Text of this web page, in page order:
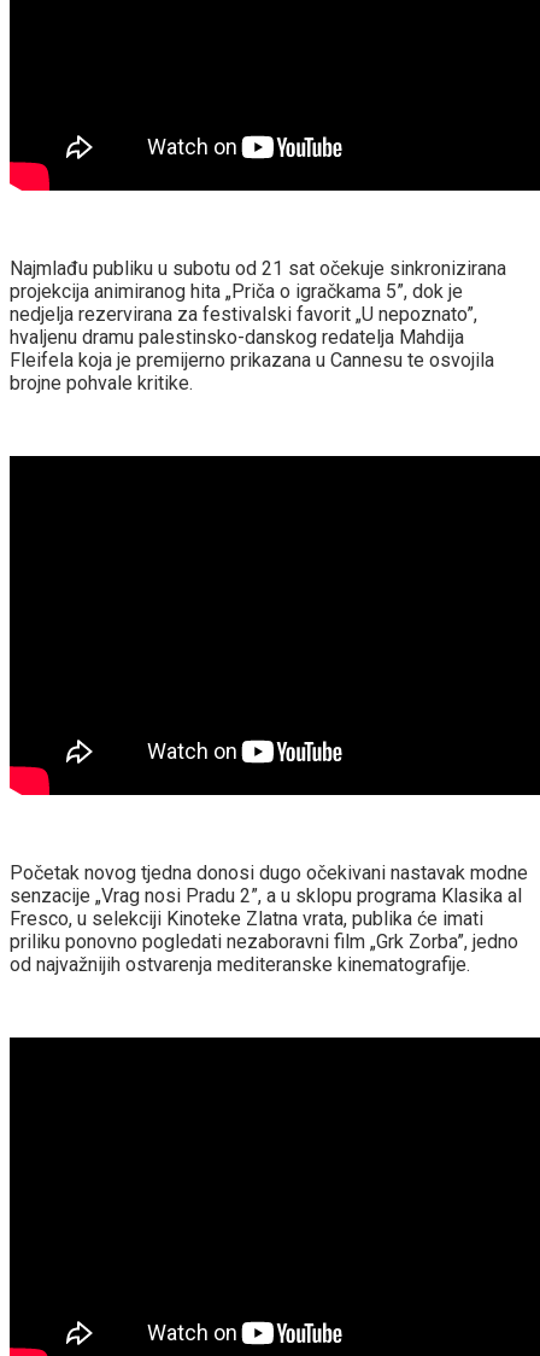
Najmlađu publiku u subotu od 21 sat očekuje sinkronizirana
projekcija animiranog hita „Priča o igračkama 5”, dok je
nedjelja rezervirana za festivalski favorit „U nepoznato”,
hvaljenu dramu palestinsko-danskog redatelja Mahdija
Fleifela koja je premijerno prikazana u Cannesu te osvojila
brojne pohvale kritike.
Početak novog tjedna donosi dugo očekivani nastavak modne
senzacije „Vrag nosi Pradu 2”, a u sklopu programa Klasika al
Fresco, u selekciji Kinoteke Zlatna vrata, publika će imati
priliku ponovno pogledati nezaboravni film „Grk Zorba”, jedno
od najvažnijih ostvarenja mediteranske kinematografije.